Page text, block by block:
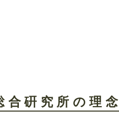
合硏究所の理念